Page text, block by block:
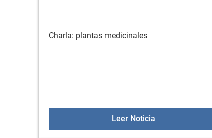
Charla: plantas medicinales
Leer NoticiaCharla: plantas